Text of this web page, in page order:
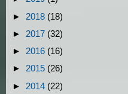
► 2018 (18)
► 2017 (32)
► 2016 (16)
► 2015 (26)
► 2014 (22)